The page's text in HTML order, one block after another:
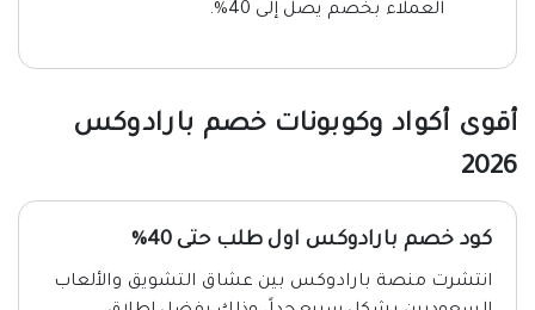
العملاء بخصم يصل إلى 40%.
أقوى أكواد وكوبونات خصم بارادوكس
2026
كود خصم بارادوكس اول طلب حتى 40%
انتشرت منصة بارادوكس بين عشاق التشويق والألعاب